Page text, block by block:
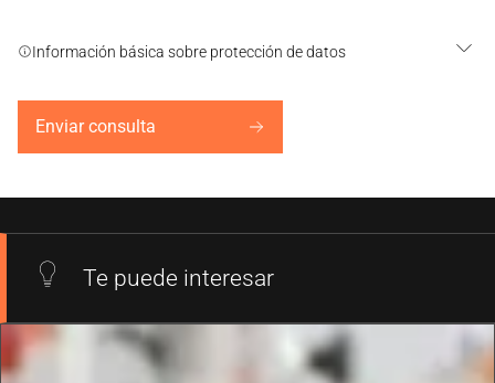
Información básica sobre protección de datos
Enviar consulta
Te puede interesar